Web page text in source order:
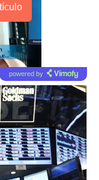
powered by